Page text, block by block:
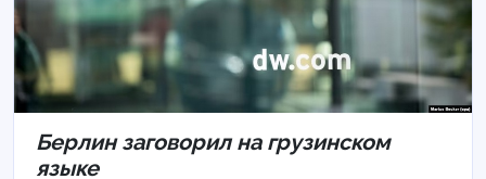
Берлин заговорил на грузинском
языке